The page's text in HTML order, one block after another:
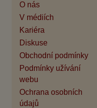
O nás
V médiích
Kariéra
Diskuse
Obchodní podmínky
Podmínky užívání
webu
Ochrana osobních
údajů